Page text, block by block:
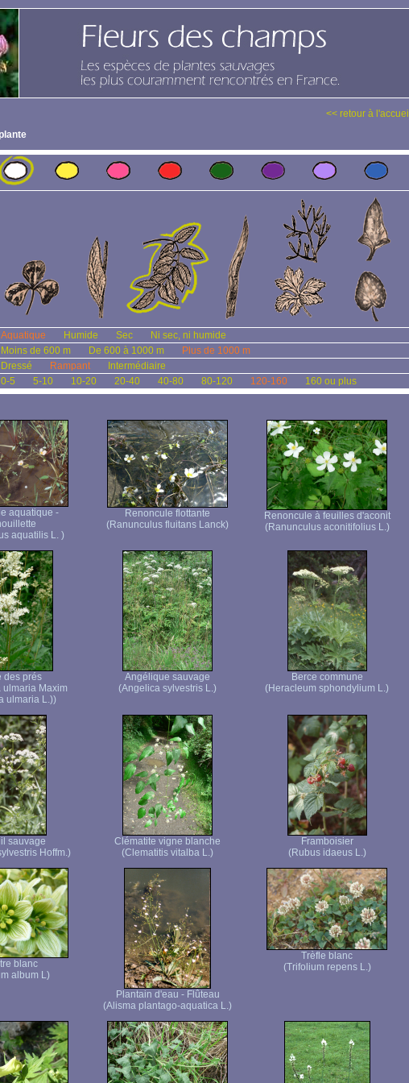
<< retour à l'accueil
Aquatique Humide Sec
Ni sec, ni humide
Moins de 600 m De 600 à 1000 m
Plus de 1000 m
Dressé Rampant
Intermédiaire
0-5 5-10 10-20 20-40 40-80 80-120 120-160 160 ou plus
aquatique -
aquatilis L. )
Renoncule flottante
(Ranunculus fluitans Lanck)
Renoncule à feuilles d'aconit
(Ranunculus aconitifolius L.)
des prés
Maxim
ulmaria L.))
Angélique sauvage
(Angelica sylvestris L.)
Berce commune
(Heracleum sphondylium L.)
sauvage
Hoffm.)
Clématite vigne blanche
(Clematitis vitalba L.)
Framboisier
(Rubus idaeus L.)
blanc
album L)
Plantain d'eau - Flûteau
(Alisma plantago-aquatica L.)
Trèfle blanc
(Trifolium repens L.)